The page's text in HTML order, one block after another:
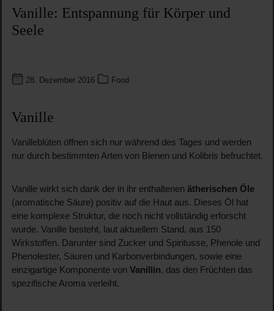
Vanille: Entspannung für Körper und
Seele
28. Dezember 2016 Food
Vanille
Vanilleblüten öffnen sich nur während des Tages und werden
nur durch bestimmten Arten von Bienen und Kolibris befruchtet.
Vanille wirkt sich dank der in ihr enthaltenen ätherischen Öle
(aromatische Säure) positiv auf die Haut aus. Dieses Öl hat
eine komplexe Struktur, die noch nicht vollständig erforscht
wurde. Vanille besteht, laut aktuellem Stand, aus 150
Wirkstoffen. Darunter sind Zucker und Spiritusse, Phenole und
Phenolester, Säuren und Karbonverbindungen, sowie eine
einzigartige Komponente von Vanillin, das den Früchten das
spezifische Aroma verleiht.